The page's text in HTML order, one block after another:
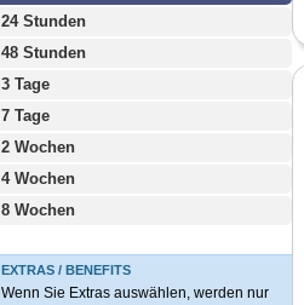
24 Stunden
48 Stunden
3 Tage
7 Tage
2 Wochen
4 Wochen
8 Wochen
EXTRAS / BENEFITS
Wenn Sie Extras auswählen, werden nur